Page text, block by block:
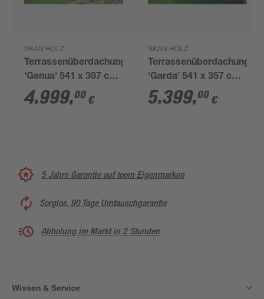
SKAN HOLZ
Terrassenüberdachung
'Genua' 541 x 307 cm
Aluminium
Doppelstegplatten
4.999,00 €
SKAN HOLZ
Terrassenüberdachung
'Garda' 541 x 357 cm
Aluminium
Doppelstegplatten
5.399,00 €
5 Jahre Garantie auf toom Eigenmarken
Sorglos, 90 Tage Umtauschgarantie
Abholung im Markt in 2 Stunden
Wissen & Service